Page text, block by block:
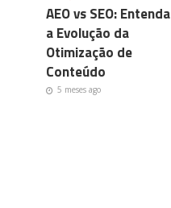
AEO vs SEO: Entenda
a Evolução da
Otimização de
Conteúdo
5 meses ago